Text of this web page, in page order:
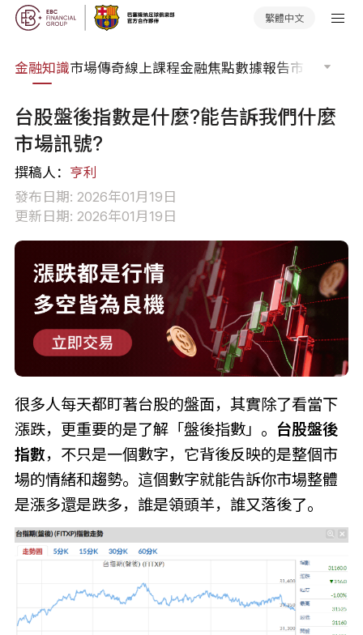
繁體中文
金融知識市場傳奇線上課程金融焦點數據報告市場分析
台股盤後指數是什麼?能告訴我們什麼
市場訊號?
撰稿人： 亨利
發布日期: 2026年01月19日
更新日期: 2026年01月19日
很多人每天都盯著台股的盤面，其實除了看當下
漲跌，更重要的是了解「盤後指數」。 台股盤後
指數，不只是一個數字，它背後反映的是整個市
場的情緒和趨勢。這個數字就能告訴你市場整體
是漲多還是跌多，誰是領頭羊，誰又落後了。